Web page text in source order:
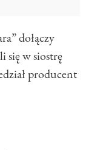
dołączy
się w siostrę
producent